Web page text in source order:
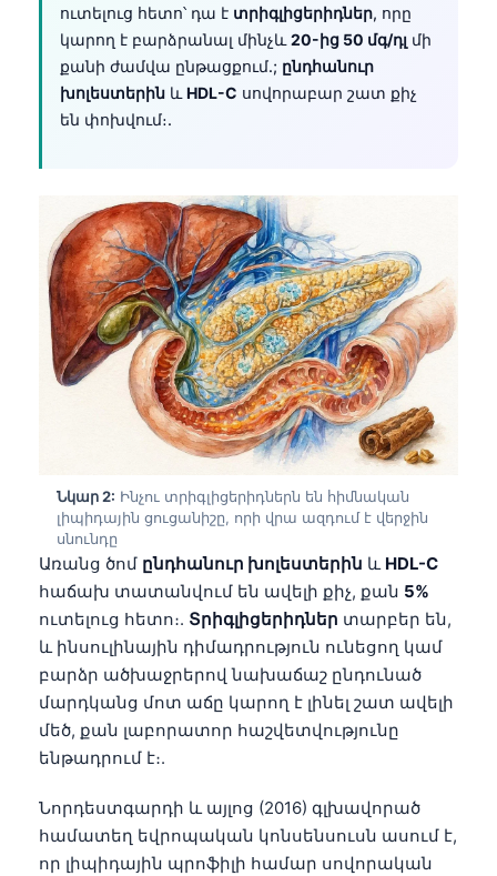
ուտելուց հետո՝ դա է տրիգլիցերիդներ, որը
կարող է բարձրանալ մինչև 20-ից 50 մգ/դլ մի
քանի ժամվա ընթացքում.; ընդհանուր
խոլեստերին և HDL-C սովորաբար շատ քիչ
են փոխվում։.
Նկար 2: Ինչու տրիգլիցերիդներն են հիմնական
լիպիդային ցուցանիշը, որի վրա ազդում է վերջին
սնունդը
Առանց ծոմ ընդհանուր խոլեստերին և HDL-C
հաճախ տատանվում են ավելի քիչ, քան 5%
ուտելուց հետո։. Տրիգլիցերիդներ տարբեր են,
և ինսուլինային դիմադրություն ունեցող կամ
բարձր ածխաջրերով նախաճաշ ընդունած
մարդկանց մոտ աճը կարող է լինել շատ ավելի
մեծ, քան լաբորատոր հաշվետվությունը
ենթադրում է։.
Նորդեստգարդի և այլոց (2016) գլխավորած
համատեղ եվրոպական կոնսենսուսն ասում է,
որ լիպիդային պրոֆիլի համար սովորական